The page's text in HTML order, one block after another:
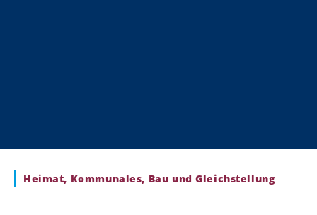
Heimat, Kommunales, Bau und Gleichstellung